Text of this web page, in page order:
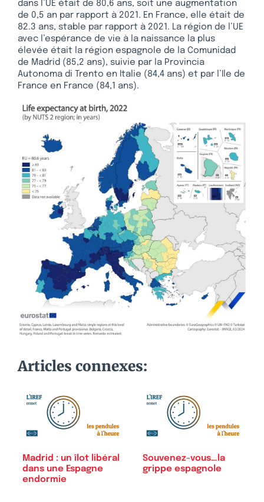
dans l’UE était de 80,6 ans, soit une augmentation
de 0,5 an par rapport à 2021. En France, elle était de
82.3 ans, stable par rapport à 2021. La région de l’UE
avec l’espérance de vie à la naissance la plus
élevée était la région espagnole de la Comunidad
de Madrid (85,2 ans), suivie par la Provincia
Autonoma di Trento en Italie (84,4 ans) et par l’Ile de
France en France (84,1 ans).
Articles connexes:
Madrid : un îlot libéral
dans une Espagne
endormie
Souvenez-vous…la
grippe espagnole